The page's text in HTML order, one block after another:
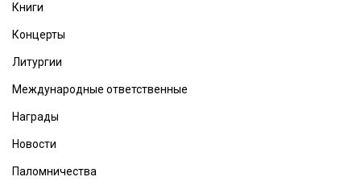
Книги
Концерты
Литургии
Международные ответственные
Награды
Новости
Паломничества